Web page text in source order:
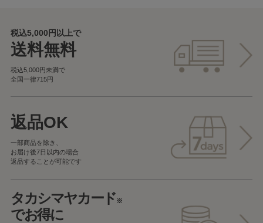
税込5,000円以上で
送料無料
税込5,000円未満で
全国一律715円
返品OK
一部商品を除き、
お届け後7日以内の場合
返品することが可能です
タカシマヤカード※
でお得に